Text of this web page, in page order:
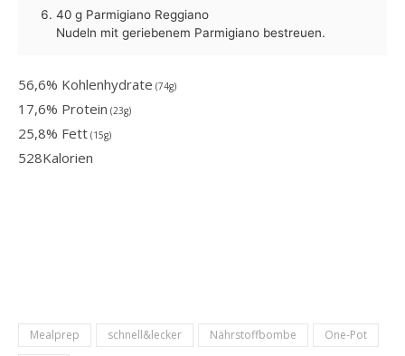
40 g Parmigiano Reggiano
Nudeln mit geriebenem Parmigiano bestreuen.
56,6% Kohlenhydrate (74g)
17,6% Protein (23g)
25,8% Fett (15g)
528Kalorien
Mealprep schnell&lecker Nährstoffbombe
One-Pot